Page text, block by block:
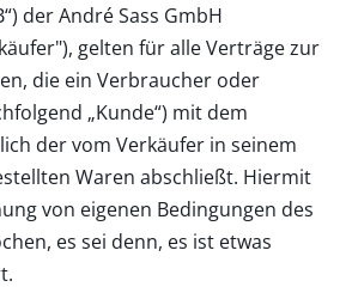
der André Sass GmbH
gelten für alle Verträge zur
die ein Verbraucher oder
„Kunde“) mit dem
der vom Verkäufer in seinem
Waren abschließt. Hiermit
von eigenen Bedingungen des
es sei denn, es ist etwas